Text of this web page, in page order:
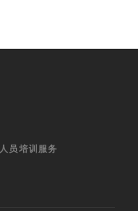
员培训服务